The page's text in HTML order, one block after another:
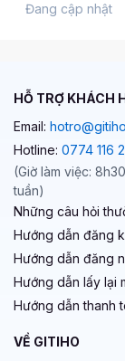
Đang cập nhật
HỖ TRỢ KHÁCH
Email:
Hotline: 0774 116
(Giờ làm việc:
tuần)
Những câu hỏi
Hướng dẫn đăng
Hướng dẫn đăng
Hướng dẫn lấy lại
Hướng dẫn thanh
VỀ GITIHO